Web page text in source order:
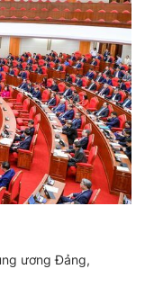
ương Đảng,